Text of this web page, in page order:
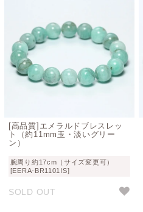
[高品質]エメラルドブレスレッ
ト（約11mm玉・淡いグリー
ン）
腕周り約17cm（サイズ変更可）
[EERA-BR1101IS]
SOLD OUT